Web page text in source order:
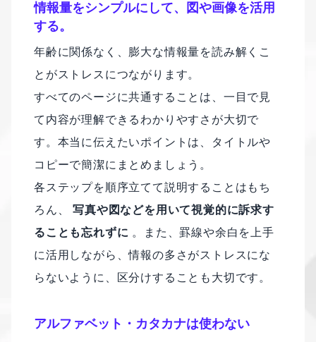
情報量をシンプルにして、図や画像を活用
する。
年齢に関係なく、膨大な情報量を読み解くこ
とがストレスにつながります。
すべてのページに共通することは、一目で見
て内容が理解できるわかりやすさが大切で
す。本当に伝えたいポイントは、タイトルや
コピーで簡潔にまとめましょう。
各ステップを順序立てて説明することはもち
ろん、写真や図などを用いて視覚的に訴求す
ることも忘れずに 。また、罫線や余白を上手
に活用しながら、情報の多さがストレスにな
らないように、区分けすることも大切です。
アルファベット・カタカナは使わない